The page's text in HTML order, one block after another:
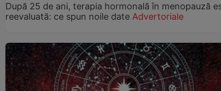
După 25 de ani, terapia hormonală în menopauză
reevaluată: ce spun noile date Advertoriale